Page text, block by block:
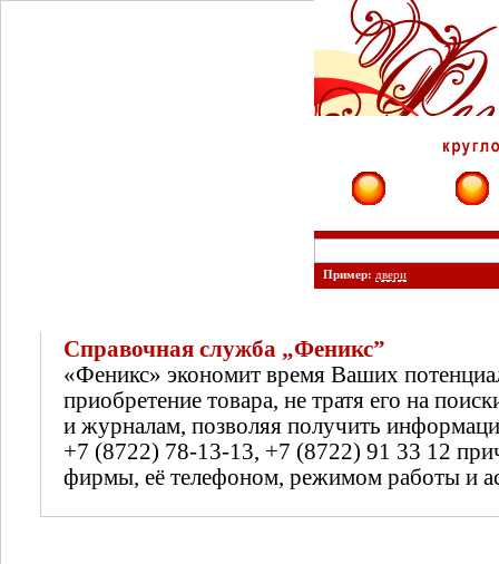
Пример: двери
Справочная служба „Феникс”
«Феникс» экономит время Ваших
приобретение товара, не тратя его на
и журналам, позволяя получить
+7 (8722) 78-13-13, +7 (8722) 91 33 12
фирмы, её телефоном, режимом работы и